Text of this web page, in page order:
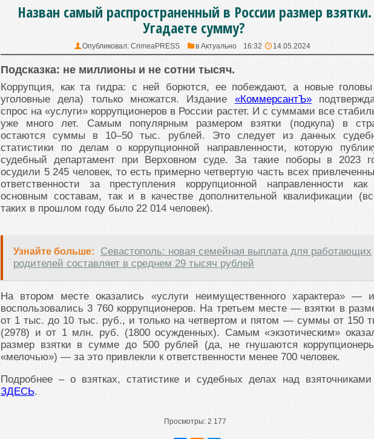
Назван самый распространенный в России размер взятки.
Угадаете сумму?
Опубликовал: CrimeaPRESS в Актуально 16:32 14.05.2024
Подсказка: не миллионы и не сотни тысяч.
Коррупция, как та гидра: с ней борются, ее побеждают, а новые
уголовные дела) только множатся. Издание «КоммерсантЪ»
спрос на «услуги» коррупционеров в России растет. И с суммами все
уже много лет. Самым популярным размером взятки (подкупа) в
остаются суммы в 10–50 тыс. рублей. Это следует из данных
статистики по делам о коррупционной направленности, которую
судебный департамент при Верховном суде. За такие поборы в 2023
осудили 5 245 человек, то есть примерно четвертую часть всех
ответственности за преступления коррупционной направленности
основным составам, так и в качестве дополнительной квалификации
таких в прошлом году было 22 014 человек).
Узнайте больше:
Севастополь: новая семейная выплата для работающих
родителей составляет в среднем 29 тысяч рублей
На втором месте оказались «услуги неимущественного характера» —
воспользовались 3 760 коррупционеров. На третьем месте — взятки в
от 1 тыс. до 10 тыс. руб., и только на четвертом и пятом — суммы от 150
(2978) и от 1 млн. руб. (1800 осужденных). Самым «экзотическим»
размер взятки в сумме до 500 рублей (да, не гнушаются
«мелочью») — за это привлекли к ответственности менее 700 человек.
Подробнее – о взятках, статистике и судебных делах над
ЗДЕСЬ.
Просмотры: 2 177